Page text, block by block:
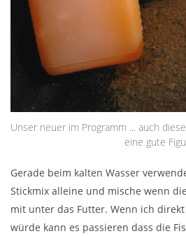
Unser neuer im Programm ... auch
eine gute
Gerade beim kalten Wasser
Stickmix alleine und mische wenn
mit unter das Futter. Wenn ich
würde kann es passieren dass die